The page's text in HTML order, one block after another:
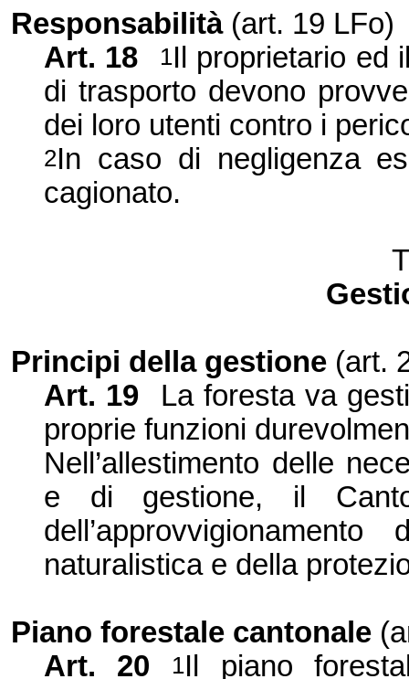
Responsabilità (art. 19 LFo)
Art. 18
1Il proprietario ed
di trasporto devono
dei loro utenti contro i
2In caso di negligenza
cagionato.
Principi della gestione (art.
Art. 19
La foresta va
proprie funzioni
Nell’allestimento delle
e di gestione, il
naturalistica e della
Piano forestale cantonale
Art. 20
1Il piano